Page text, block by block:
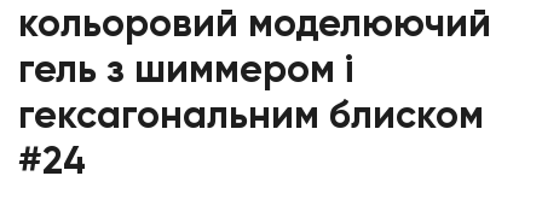
кольоровий моделюючий
гель з шиммером і
гексагональним блиском
#24